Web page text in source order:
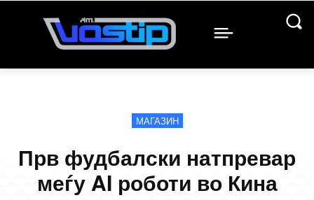
МАГАЗИН
Прв фудбалски натпревар
меѓу AI роботи во Кина